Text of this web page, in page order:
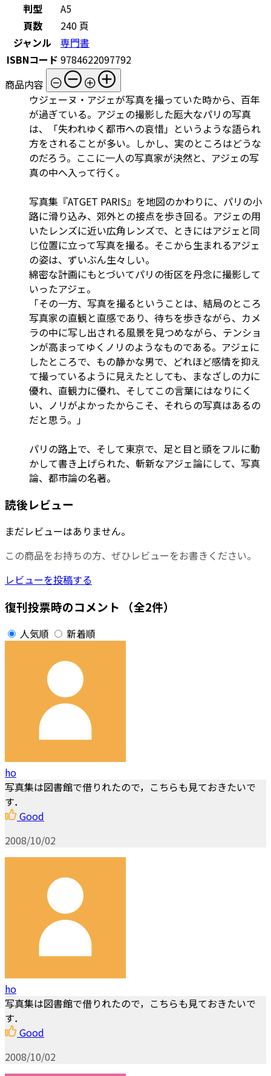
判型
A5
頁数
240 頁
ジャンル
専門書
ISBNコード 9784622097792
商品内容
ウジェーヌ・アジェが写真を撮っていた時から、百年
が過ぎている。アジェの撮影した厖大なパリの写真
は、「失われゆく都市への哀惜」というような語られ
方をされることが多い。しかし、実のところはどうな
のだろう。ここに一人の写真家が決然と、アジェの写
真の中へ入って行く。
写真集『ATGET PARIS』を地図のかわりに、パリの小
路に滑り込み、郊外との接点を歩き回る。アジェの用
いたレンズに近い広角レンズで、ときにはアジェと同
じ位置に立って写真を撮る。そこから生まれるアジェ
の姿は、ずいぶん生々しい。
綿密な計画にもとづいてパリの街区を丹念に撮影して
いったアジェ。
「その一方、写真を撮るということは、結局のところ
写真家の直観と直感であり、待ちを歩きながら、カメ
ラの中に写し出される風景を見つめながら、テンショ
ンが高まってゆくノリのようなものである。アジェに
したところで、もの静かな男で、どれほど感情を抑え
て撮っているように見えたとしても、まなざしの力に
優れ、直観力に優れ、そしてこの言葉にはなりにく
い、ノリがよかったからこそ、それらの写真はあるの
だと思う。」
パリの路上で、そして東京で、足と目と頭をフルに動
かして書き上げられた、斬新なアジェ論にして、写真
論、都市論の名著。
読後レビュー
まだレビューはありません。
この商品をお持ちの方、ぜひレビューをお書きください。
レビューを投稿する
復刊投票時のコメント （全2件）
人気順 新着順
ho
写真集は図書館で借りれたので，こちらも見ておきたいで
す．
Good
2008/10/02
ho
写真集は図書館で借りれたので，こちらも見ておきたいで
す．
Good
2008/10/02